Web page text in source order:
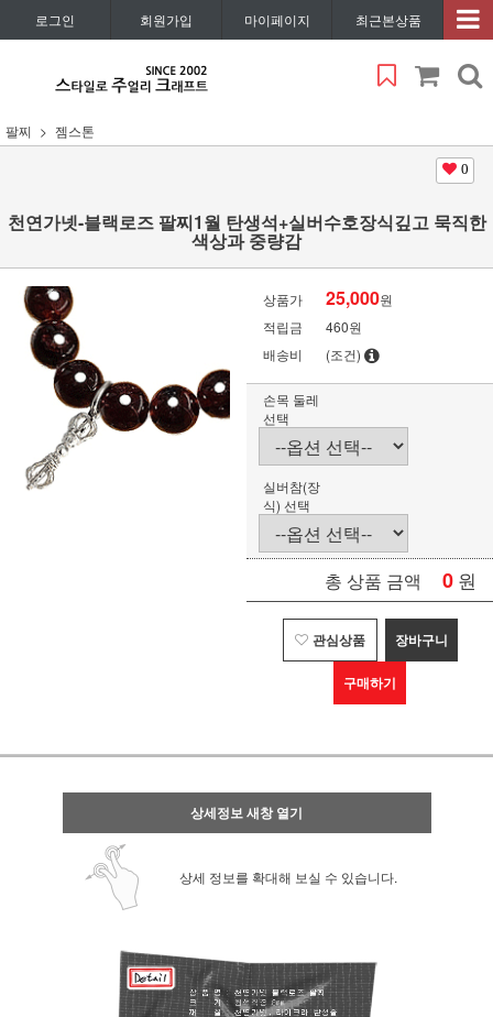
로그인 회원가입 마이페이지 최근본상품
팔찌 젬스톤
0
천연가넷-블랙로즈 팔찌1월 탄생석+실버수호장식깊고 묵직한
색상과 중량감
상품가 25,000원
적립금
460원
배송비
(조건)
손목 둘레
선택
실버참(장
식) 선택
총 상품 금액 0 원
관심상품 장바구니
구매하기
상세정보 새창 열기
상세 정보를 확대해 보실 수 있습니다.